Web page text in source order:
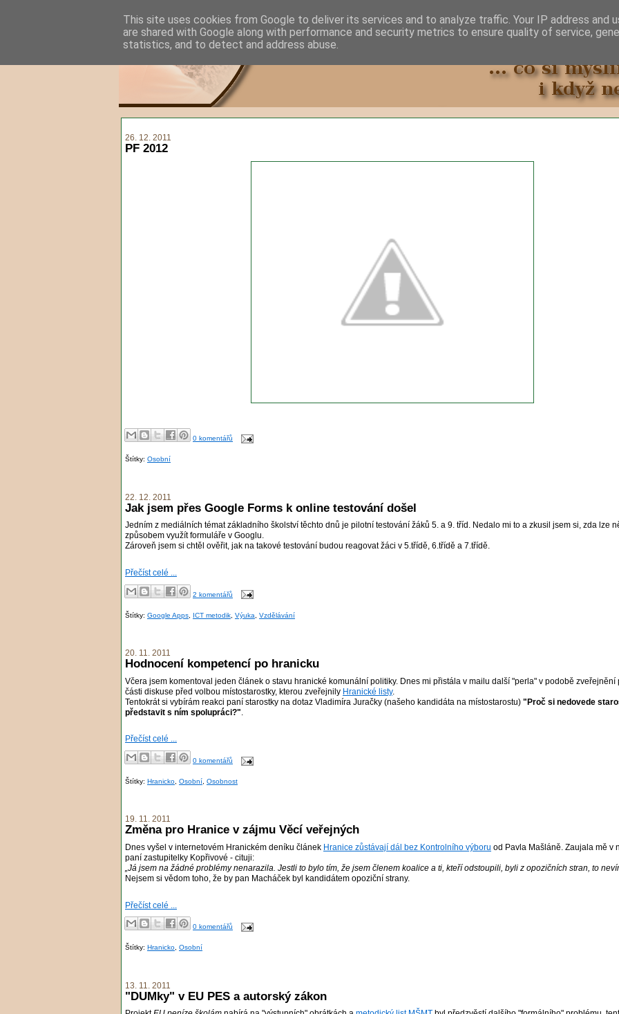
26. 12. 2011
PF 2012
0 komentářů
Štítky: Osobní
22. 12. 2011
Jak jsem přes Google Forms k online testování došel
Jedním z mediálních témat základního školství těchto dnů je pilotní testování žáků 5. a 9. tříd. Nedalo mi to a zkusil jsem si, zda lze
způsobem využít formuláře v Googlu.
Zároveň jsem si chtěl ověřit, jak na takové testování budou reagovat žáci v 5.třídě, 6.třídě a 7.třídě.
Přečíst celé ...
2 komentářů
Štítky: Google Apps ICT metodik Výuka Vzdělávání
20. 11. 2011
Hodnocení kompetencí po hranicku
Včera jsem komentoval jeden článek o stavu hranické komunální politiky. Dnes mi přistála v mailu další "perla" v podobě zveřejnění
části diskuse před volbou místostarostky, kterou zveřejnily Hranické listy.
Tentokrát si vybírám reakci paní starostky na dotaz Vladimíra Juračky (našeho kandidáta na místostarostu) "Proč si nedovede
představit s ním spolupráci?"
Přečíst celé ...
0 komentářů
Štítky: Hranicko Osobní Osobnost
19. 11. 2011
Změna pro Hranice v zájmu Věcí veřejných
Dnes vyšel v internetovém Hranickém deníku článek Hranice zůstávají dál bez Kontrolního výboru od Pavla Mašláně. Zaujala mě v
paní zastupitelky Kopřivové - cituji:
„Já jsem na žádné problémy nenarazila. Jestli to bylo tím, že jsem členem koalice a ti, kteří odstoupili, byli z opozičních stran, to
Nejsem si vědom toho, že by pan Macháček byl kandidátem opoziční strany.
Přečíst celé ...
0 komentářů
Štítky: Hranicko, Osobní
13. 11. 2011
"DUMky" v EU PES a autorský zákon
This site uses cookies from Google to deliver its services and to analyze traffic. Your IP address and
are shared with Google along with performance and security metrics to ensure quality of service,
statistics, and to detect and address abuse.